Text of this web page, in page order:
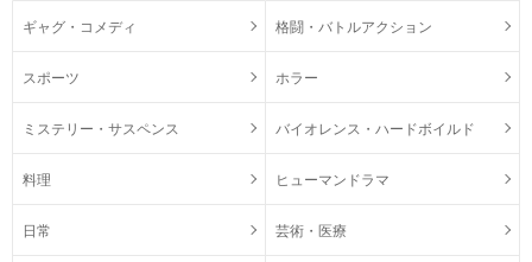
ギャグ・コメディ 格闘・バトルアクション
スポーツ ホラー
ミステリー・サスペンス バイオレンス・ハードボイルド
料理 ヒューマンドラマ
日常 芸術・医療